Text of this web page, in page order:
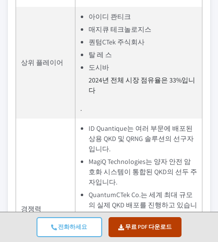
전화하세요 무료 PDF 다운로드
상위 플레이어
아이디 콴티크
매지큐 테크놀로지스
퀀텀CTek 주식회사
탈 레 스
도시바
2024년 전체 시장 점유율은 33%입니
다
.
경쟁력
ID Quantique는 여러 부문에 배포된
상용 QKD 및 QRNG 솔루션의 선구자
입니다.
MagiQ Technologies는 양자 안전 암
호화 시스템이 통합된 QKD의 선두 주
자입니다.
QuantumCTek Co.는 세계 최대 규모
의 실제 QKD 배포를 진행하고 있습니
다.
탈레스 방위급 양자 보안 통신은 사
이버, 우주 및 군사 시스템에 통합되